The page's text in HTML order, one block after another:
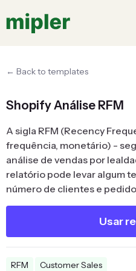
← Back to templates
Shopify Análise RFM
A sigla RFM (Recency
frequência, monetário) -
análise de vendas por
relatório pode levar algum
número de clientes e
Usar
RFM Customer Sales